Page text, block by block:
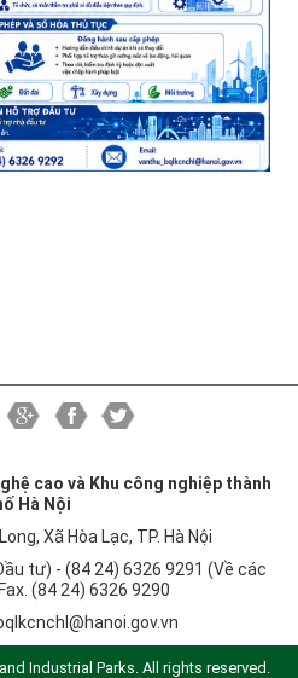
cao và Khu công nghiệp thành
Hà Nội
Xã Hòa Lạc, TP. Hà Nội
tư) - (84 24) 6326 9291 (Về các
(84 24) 6326 9290
Industrial Parks. All rights reserved.